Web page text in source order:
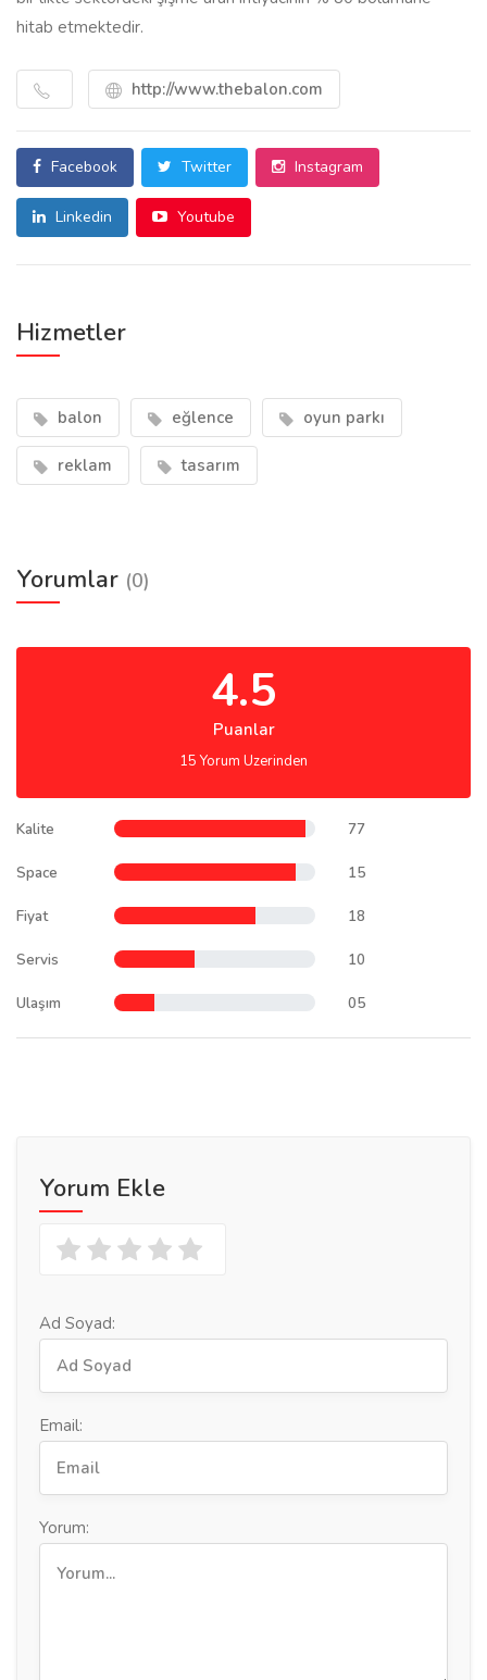
hitab etmektedir.
http://www.thebalon.com
Facebook Twitter Instagram
Linkedin Youtube
Hizmetler
balon eğlence oyun parkı
reklam tasarım
Yorumlar (0)
4.5
Puanlar
15 Yorum Uzerinden
Kalite 77
Space 15
Fiyat 18
Servis 10
Ulaşım 05
Yorum Ekle
Ad Soyad:
Email:
Yorum: